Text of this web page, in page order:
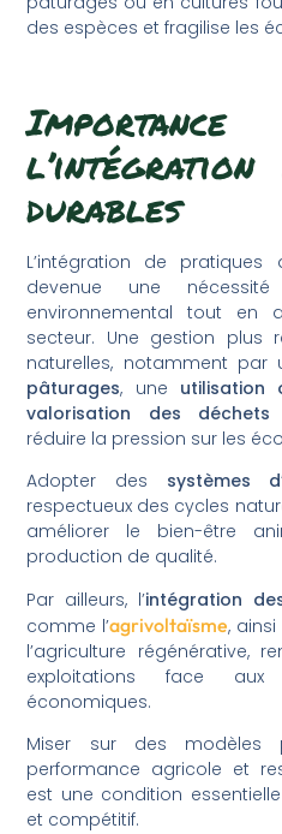
des espèces et fragilise les
l’intégration
durables
L’intégration de
devenue une
environnemental tout en
secteur. Une gestion plus
naturelles, notamment par
pâturages, une utilisation
valorisation des déchets
réduire la pression sur les
Adopter des systèmes
respectueux des cycles
améliorer le bien-être
production de qualité.
Par ailleurs, l’intégration
comme l’agrivoltaïsme,
l’agriculture régénérative,
exploitations face
économiques.
Miser sur des modèles
performance agricole et
est une condition
et compétitif.